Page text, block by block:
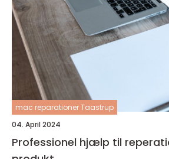
mac reparationer Taastrup
04. April 2024
Professionel hjælp til